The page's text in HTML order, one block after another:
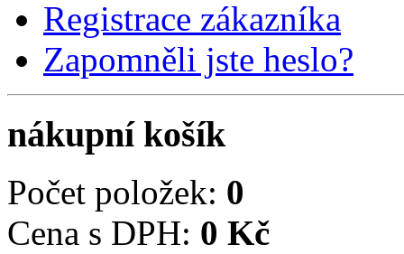
Registrace zákazníka
Zapomněli jste heslo?
nákupní košík
Počet položek: 0
Cena s DPH: 0 Kč